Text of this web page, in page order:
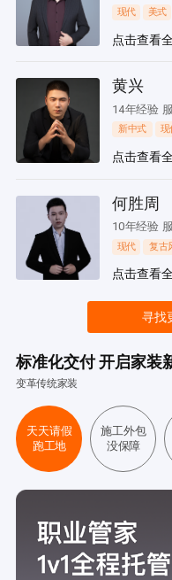
现代 美式
点击查看
黄兴
14年经验
新中式 现
点击查看
何胜周
10年经验
现代 复古
点击查看
寻找
标准化交付 开启家装
变革传统家装
天天请假
跑工地
施工外包
没保障